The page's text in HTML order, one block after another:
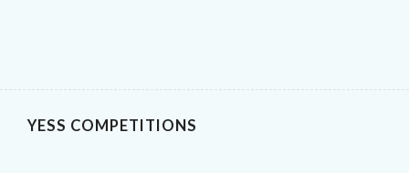
YESS COMPETITIONS